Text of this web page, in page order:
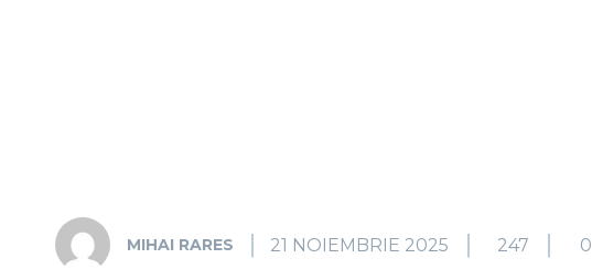
MIHAI RARES 21 NOIEMBRIE 2025 247 0